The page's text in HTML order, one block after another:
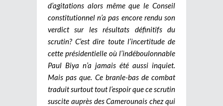
d’agitations alors même que le Conseil
constitutionnel n’a pas encore rendu son
verdict sur les résultats définitifs du
scrutin? C’est dire toute l’incertitude de
cette présidentielle où l’indéboulonnable
Paul Biya n’a jamais été aussi inquiet.
Mais pas que. Ce branle-bas de combat
traduit surtout tout l’espoir que ce scrutin
suscite auprès des Camerounais chez qui